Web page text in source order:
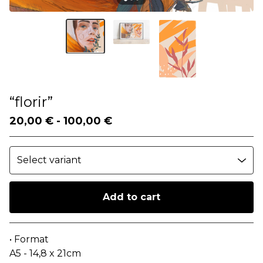
“florir”
20,00 € - 100,00 €
Add to cart
• Format
A5 - 14,8 x 21cm